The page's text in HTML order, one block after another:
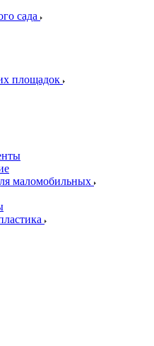
сада
площадок
маломобильных